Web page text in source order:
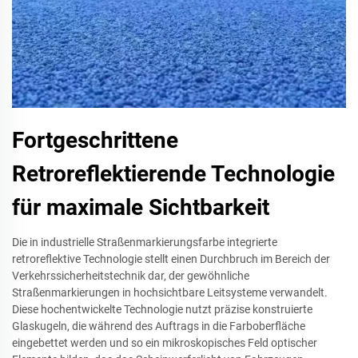
Fortgeschrittene
Retroreflektierende Technologie
für maximale Sichtbarkeit
Die in industrielle Straßenmarkierungsfarbe integrierte
retroreflektive Technologie stellt einen Durchbruch im Bereich der
Verkehrssicherheitstechnik dar, der gewöhnliche
Straßenmarkierungen in hochsichtbare Leitsysteme verwandelt.
Diese hochentwickelte Technologie nutzt präzise konstruierte
Glaskugeln, die während des Auftrags in die Farboberfläche
eingebettet werden und so ein mikroskopisches Feld optischer